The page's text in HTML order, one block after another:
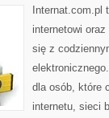
Internat.com.pl
internetowi
się z
dla osób, które
internetu, sieci